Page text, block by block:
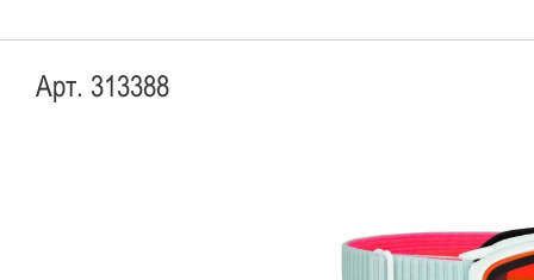
Арт. 313388